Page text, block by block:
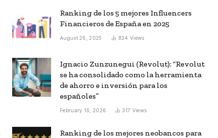
Ranking de los 5 mejores Influencers
Financieros de España en 2025
August 26, 2025 824Views
Ignacio Zunzunegui (Revolut): “Revolut
se ha consolidado como la herramienta
de ahorro e inversión para los
españoles”
February 16, 2026 317 Views
Ranking de los mejores neobancos para